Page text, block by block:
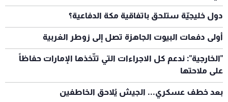
دول خليجيّة ستلحق باتفاقية مكة الدفاعية؟
أولى دفعات البيوت الجاهزة تصل إلى زوطر الغربية
"الخارجية": ندعم كل الاجراءات التي تتّخذها الإمارات حفاظاً
على ملاحتها
بعد خطف عسكري... الجيش يُلاحق الخاطفين